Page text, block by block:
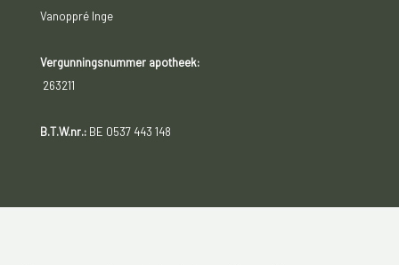
Vanoppré Inge
Vergunningsnummer apotheek:
263211
B.T.W.nr.:BE 0537 443 148